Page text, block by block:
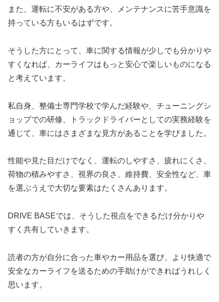
また、運転に不安がある方や、メンテナンスに苦手意識を
持っている方もいるはずです。
そうした方にとって、車に関する情報が少しでも分かりや
すくなれば、カーライフはもっと安心で楽しいものになる
と考えています。
私自身、整備士専門学校で学んだ経験や、チューニングシ
ョップでの研修、トラックドライバーとしての実務経験を
通じて、車にはさまざまな見方があることを学びました。
性能や見た目だけでなく、運転のしやすさ、疲れにくさ、
荷物の積みやすさ、視界の良さ、維持費、安全性など、車
を選ぶうえで大切な要素はたくさんあります。
DRIVE BASEでは、そうした視点をできるだけ分かりや
すく共有していきます。
読者の方が自分に合った車やカー用品を選び、より快適で
安全なカーライフを送るための手助けができればうれしく
思います。